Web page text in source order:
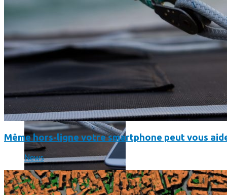
Même hors-ligne votre smartphone peut vous aider en
Même hors-ligne votre smartphone peut vous
News